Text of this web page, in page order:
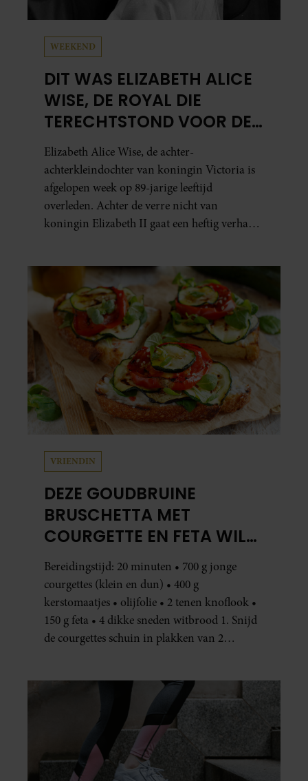
WEEKEND
DIT WAS ELIZABETH ALICE
WISE, DE ROYAL DIE
TERECHTSTOND VOOR DE
DOOD VAN HAAR BABY
Elizabeth Alice Wise, de achter-
achterkleindochter van koningin Victoria is
afgelopen week op 89-jarige leeftijd
overleden. Achter de verre nicht van
koningin Elizabeth II gaat een heftig verhaal
VRIENDIN
DEZE GOUDBRUINE
BRUSCHETTA MET
COURGETTE EN FETA WIL
JE METEEN MAKEN
Bereidingstijd: 20 minuten • 700 g jonge
courgettes (klein en dun) • 400 g
kerstomaatjes • olijfolie • 2 tenen knoflook •
150 g feta • 4 dikke sneden witbrood 1. Snijd
de courgettes schuin in plakken van 2